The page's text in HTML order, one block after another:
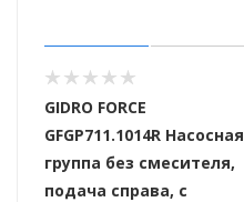
GIDRO FORCE
GFGP711.1014R Насосная
группа без смесителя,
подача справа, с